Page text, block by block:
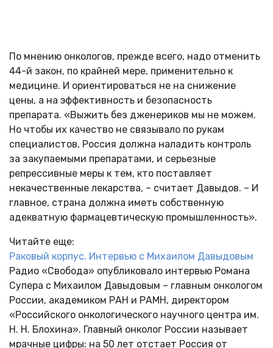
По мнению онкологов, прежде всего, надо отменить
44-й закон, по крайней мере, применительно к
медицине. И ориентироваться не на снижение
цены, а на эффективность и безопасность
препарата. «Выжить без дженериков мы не можем.
Но чтобы их качество не связывало по рукам
специалистов, Россия должна наладить контроль
за закупаемыми препаратами, и серьезные
репрессивные меры к тем, кто поставляет
некачественные лекарства, – считает Давыдов. – И
главное, страна должна иметь собственную
адекватную фармацевтическую промышленность».
Читайте еще:
Раковый корпус. Интервью с Михаилом Давыдовым
Радио «Свобода» опубликовало интервью Романа
Супера с Михаилом Давыдовым – главным онкологом
России, академиком РАН и РАМН, директором
«Российского онкологического научного центра им.
Н. Н. Блохина». Главный онколог России называет
мрачные цифры: на 50 лет отстает Россия от